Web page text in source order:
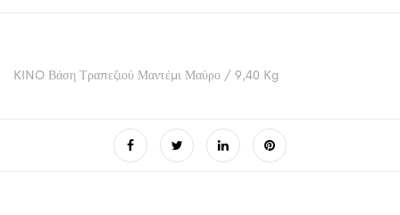
KINO Βάση Τραπεζιού Μαντέμι Μαύρο / 9,40 Kg